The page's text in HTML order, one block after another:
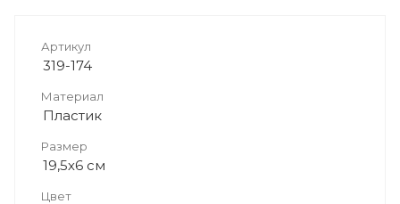
Артикул
319-174
Материал
Пластик
Размер
19,5х6 см
Цвет